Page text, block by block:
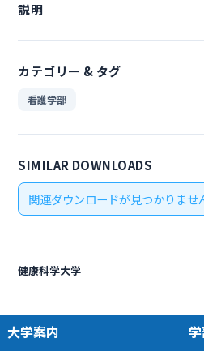
説明
カテゴリー & タグ
看護学部
SIMILAR DOWNLOADS
関連ダウンロードが見つかりませ
健康科学大学
大学案内